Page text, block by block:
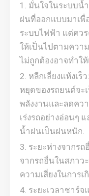
มั่นใจในระบบน้
ฝนที่ออกแบบมาเพื่
ระบบไฟฟ้า แต่คว
ให้เป็นไปตามควา
ไม่ถูกต้องอาจทำใ
หลีกเลี่ยงแห้งเร็
หยุดของรถยนต์จะ
พลังงานและลดคว
เร่งรถอย่างอ่อนๆ
น้ำฝนเป็นฝนหนัก.
ระยะห่างจากรถ
จากรถอื่นในสภาว
ความเสี่ยงในการ
ระยะเวลาชาร์จ